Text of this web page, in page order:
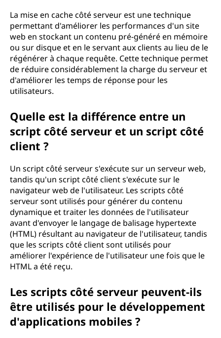
La mise en cache côté serveur est une technique
permettant d'améliorer les performances d'un site
web en stockant un contenu pré-généré en mémoire
ou sur disque et en le servant aux clients au lieu de le
régénérer à chaque requête. Cette technique permet
de réduire considérablement la charge du serveur et
d'améliorer les temps de réponse pour les
utilisateurs.
Quelle est la différence entre un
script côté serveur et un script côté
client ?
Un script côté serveur s'exécute sur un serveur web,
tandis qu'un script côté client s'exécute sur le
navigateur web de l'utilisateur. Les scripts côté
serveur sont utilisés pour générer du contenu
dynamique et traiter les données de l'utilisateur
avant d'envoyer le langage de balisage hypertexte
(HTML) résultant au navigateur de l'utilisateur, tandis
que les scripts côté client sont utilisés pour
améliorer l'expérience de l'utilisateur une fois que le
HTML a été reçu.
Les scripts côté serveur peuvent-ils
être utilisés pour le développement
d'applications mobiles ?